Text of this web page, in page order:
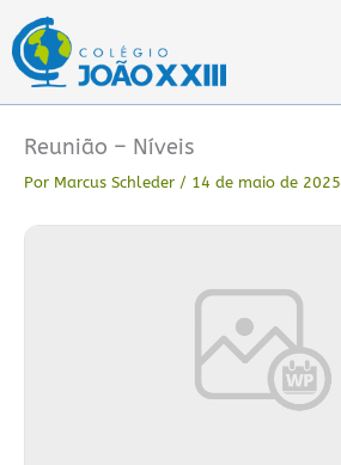
para
conteúdo
Reunião – Níveis
Por Marcus Schleder / 14 de maio de 2025